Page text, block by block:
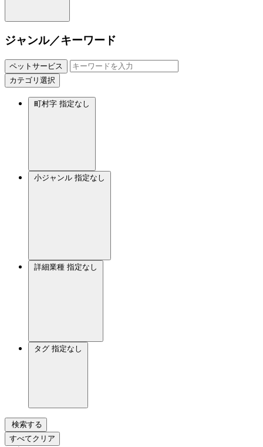
ジャンル／キーワード
ペットサービス
カテゴリ選択
町村字 指定なし
小ジャンル 指定なし
詳細業種 指定なし
タグ 指定なし
検索する
すべてクリア